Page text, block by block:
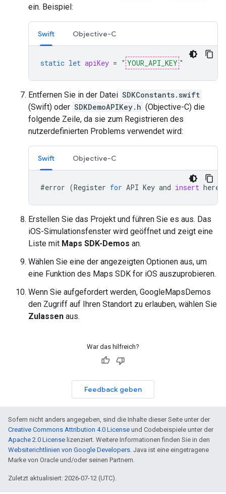
ein. Beispiel:
Swift Objective-C
static let apiKey = " YOUR_API_KEY "
Entfernen Sie in der Datei SDKConstants.swift
(Swift) oder SDKDemoAPIKey.h (Objective-C) die
folgende Zeile, da sie zum Registrieren des
nutzerdefinierten Problems verwendet wird:
Swift Objective-C
#error (Register for API Key and insert here
Erstellen Sie das Projekt und führen Sie es aus. Das
iOS-Simulationsfenster wird geöffnet und zeigt eine
Liste mit Maps SDK-Demos an.
Wählen Sie eine der angezeigten Optionen aus, um
eine Funktion des Maps SDK for iOS auszuprobieren.
Wenn Sie aufgefordert werden, GoogleMapsDemos
den Zugriff auf Ihren Standort zu erlauben, wählen Sie
Zulassen aus.
War das hilfreich?
Feedback geben
Sofern nicht anders angegeben, sind die Inhalte dieser Seite unter der
Creative Commons Attribution 4.0 License und Codebeispiele unter der
Apache 2.0 License lizenziert. Weitere Informationen finden Sie in den
Websiterichtlinien von Google Developers. Java ist eine eingetragene
Marke von Oracle und/oder seinen Partnern.
Zuletzt aktualisiert: 2026-07-12 (UTC).